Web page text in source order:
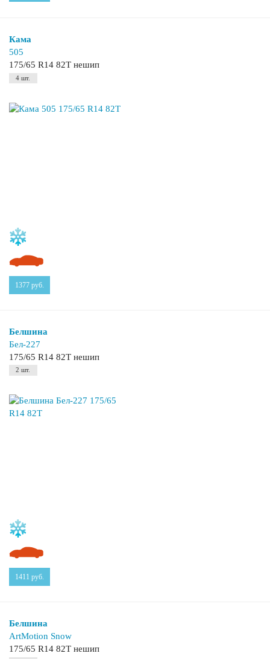
Кама
505
175/65 R14 82T нешип
4 шт.
1377 руб.
Белшина
Бел-227
175/65 R14 82T нешип
2 шт.
1411 руб.
Белшина
ArtMotion Snow
175/65 R14 82T нешип